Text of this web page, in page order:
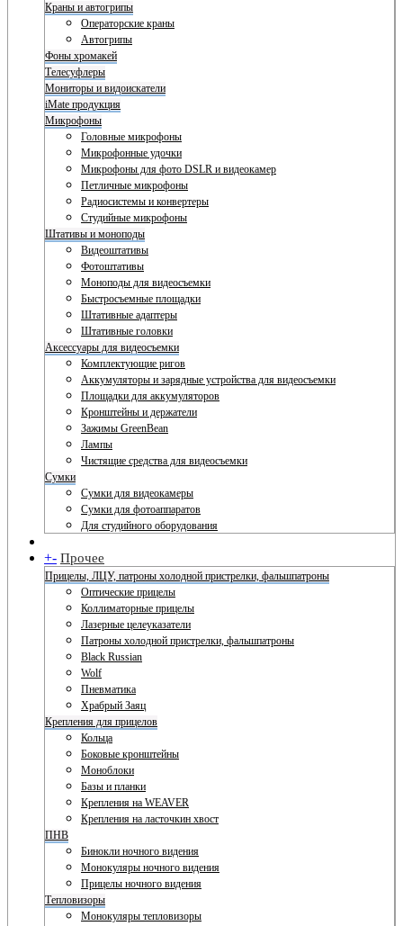
Краны и автогрипы
Операторские краны
Автогрипы
Фоны хромакей
Телесуфлеры
Мониторы и видоискатели
iMate продукция
Микрофоны
Головные микрофоны
Микрофонные удочки
Микрофоны для фото DSLR и видеокамер
Петличные микрофоны
Радиосистемы и конвертеры
Студийные микрофоны
Штативы и моноподы
Видеоштативы
Фотоштативы
Моноподы для видеосъемки
Быстросъемные площадки
Штативные адаптеры
Штативные головки
Аксессуары для видеосъемки
Комплектующие ригов
Аккумуляторы и зарядные устройства для видеосъемки
Площадки для аккумуляторов
Кронштейны и держатели
Зажимы GreenBean
Лампы
Чистящие средства для видеосъемки
Сумки
Сумки для видеокамеры
Сумки для фотоаппаратов
Для студийного оборудования
+- Прочее
Прицелы, ЛЦУ, патроны холодной пристрелки, фальшпатроны
Оптические прицелы
Коллиматорные прицелы
Лазерные целеуказатели
Патроны холодной пристрелки, фальшпатроны
Black Russian
Wolf
Пневматика
Храбрый Заяц
Крепления для прицелов
Кольца
Боковые кронштейны
Моноблоки
Базы и планки
Крепления на WEAVER
Крепления на ласточкин хвост
ПНВ
Бинокли ночного видения
Монокуляры ночного видения
Прицелы ночного видения
Тепловизоры
Монокуляры тепловизоры